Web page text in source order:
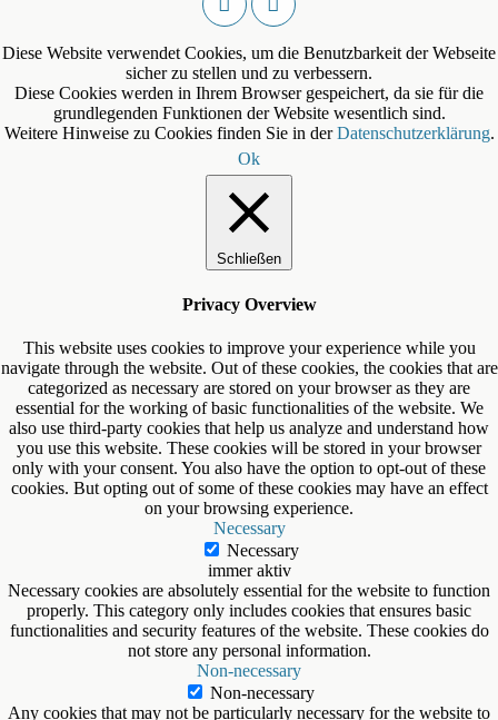
Diese Website verwendet Cookies, um die Benutzbarkeit der Webseite
sicher zu stellen und zu verbessern.
Diese Cookies werden in Ihrem Browser gespeichert, da sie für die
grundlegenden Funktionen der Website wesentlich sind.
Weitere Hinweise zu Cookies finden Sie in derDatenschutzerklärung.
Ok
Schließen
Privacy Overview
This website uses cookies to improve your experience while you
navigate through the website. Out of these cookies, the cookies that are
categorized as necessary are stored on your browser as they are
essential for the working of basic functionalities of the website. We
also use third-party cookies that help us analyze and understand how
you use this website. These cookies will be stored in your browser
only with your consent. You also have the option to opt-out of these
cookies. But opting out of some of these cookies may have an effect
on your browsing experience.
Necessary
Necessary
immer aktiv
Necessary cookies are absolutely essential for the website to function
properly. This category only includes cookies that ensures basic
functionalities and security features of the website. These cookies do
not store any personal information.
Non-necessary
Non-necessary
Any cookies that may not be particularly necessary for the website to